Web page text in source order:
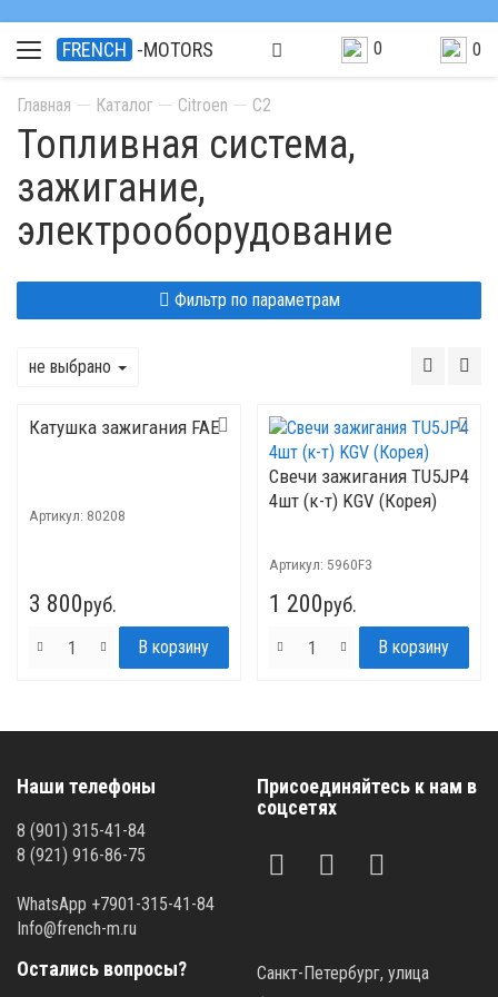
FRENCH -MOTORS 0 0
Главная Каталог Citroen C2
Топливная система,
зажигание,
электрооборудование
Фильтр по параметрам
не выбрано
Катушка зажигания FAE
Артикул: 80208
3 800руб.
Свечи зажигания TU5JP4
4шт (к-т) KGV (Корея)
Артикул: 5960F3
1 200руб.
Наши телефоны
8 (901) 315-41-84
8 (921) 916-86-75
WhatsApp +7901-315-41-84
Info@french-m.ru
Присоединяйтесь к нам в
соцсетях
Остались вопросы?
Санкт-Петербург, улица